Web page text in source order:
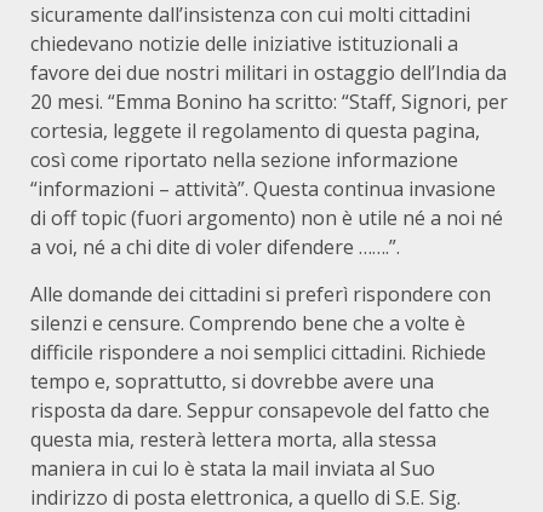
sicuramente dall’insistenza con cui molti cittadini
chiedevano notizie delle iniziative istituzionali a
favore dei due nostri militari in ostaggio dell’India da
20 mesi. “Emma Bonino ha scritto: “Staff, Signori, per
cortesia, leggete il regolamento di questa pagina,
così come riportato nella sezione informazione
“informazioni – attività”. Questa continua invasione
di off topic (fuori argomento) non è utile né a noi né
a voi, né a chi dite di voler difendere …….”.
Alle domande dei cittadini si preferì rispondere con
silenzi e censure. Comprendo bene che a volte è
difficile rispondere a noi semplici cittadini. Richiede
tempo e, soprattutto, si dovrebbe avere una
risposta da dare. Seppur consapevole del fatto che
questa mia, resterà lettera morta, alla stessa
maniera in cui lo è stata la mail inviata al Suo
indirizzo di posta elettronica, a quello di S.E. Sig.